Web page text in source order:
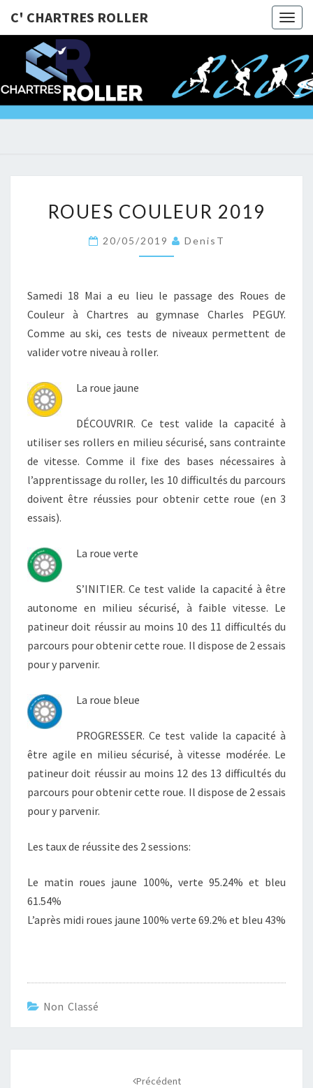
C' CHARTRES ROLLER
C'
@Bientôt
COULEUR
2019
ROUES COULEUR 2019
20/05/2019 DenisT
Samedi 18 Mai a eu lieu le passage des Roues de
Couleur à Chartres au gymnase Charles PEGUY.
Comme au ski, ces tests de niveaux permettent de
valider votre niveau à roller.
La roue jaune
DÉCOUVRIR. Ce test valide la capacité à
utiliser ses rollers en milieu sécurisé, sans contrainte
de vitesse. Comme il fixe des bases nécessaires à
l’apprentissage du roller, les 10 difficultés du parcours
doivent être réussies pour obtenir cette roue (en 3
essais).
La roue verte
S’INITIER. Ce test valide la capacité à être
autonome en milieu sécurisé, à faible vitesse. Le
patineur doit réussir au moins 10 des 11 difficultés du
parcours pour obtenir cette roue. Il dispose de 2 essais
pour y parvenir.
La roue bleue
PROGRESSER. Ce test valide la capacité à
être agile en milieu sécurisé, à vitesse modérée. Le
patineur doit réussir au moins 12 des 13 difficultés du
parcours pour obtenir cette roue. Il dispose de 2 essais
pour y parvenir.
Les taux de réussite des 2 sessions:
Le matin roues jaune 100%, verte 95.24% et bleu
61.54%
L’après midi roues jaune 100% verte 69.2% et bleu 43%
Non Classé
Précédent